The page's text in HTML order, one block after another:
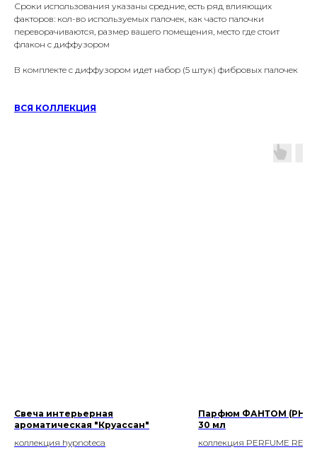
Сроки использования указаны средние, есть ряд влияющих
факторов: кол-во используемых палочек, как часто палочки
переворачиваются, размер вашего помещения, место где стоит
флакон с диффузором
В комплекте с диффузором идет набор (5 штук) фибровых палочек
ВСЯ КОЛЛЕКЦИЯ
Свеча интерьерная
ароматическая "Круассан"
коллекция hypnoteca
Парфюм ФАНТОМ
30 мл
коллекция PERFUME